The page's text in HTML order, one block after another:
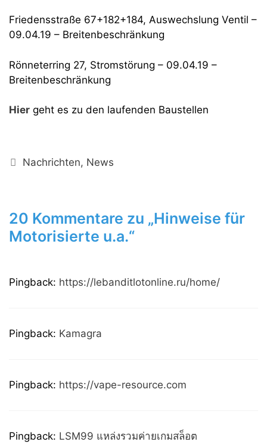
Friedensstraße 67+182+184, Auswechslung Ventil –
09.04.19 – Breitenbeschränkung
Rönneterring 27, Stromstörung – 09.04.19 –
Breitenbeschränkung
Hier geht es zu den laufenden Baustellen
Kategorien
Nachrichten, News
20 Kommentare zu „Hinweise für
Motorisierte u.a.“
Pingback: https://lebanditlotonline.ru/home/
Pingback: Kamagra
Pingback: https://vape-resource.com
Pingback: LSM99 แหล่งรวมค่ายเกมสล็อต